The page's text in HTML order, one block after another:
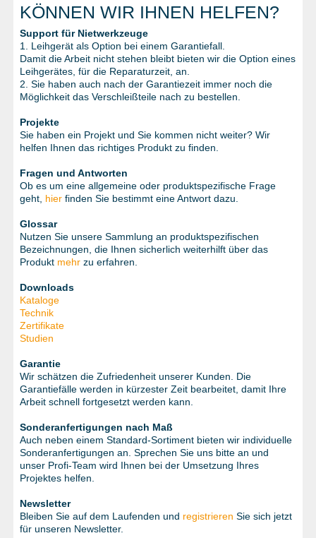
METALLWAREN
KLEBEN UND DICHTEN
ARBEITSSCHUTZ
ANGEBOTE
KATALOGE
KÖNNEN WIR IHNEN HELFEN?
Support für Nietwerkzeuge
1. Leihgerät als Option bei einem Garantiefall.
Damit die Arbeit nicht stehen bleibt bieten wir die Option eines
Leihgerätes, für die Reparaturzeit, an.
2. Sie haben auch nach der Garantiezeit immer noch die
Möglichkeit das Verschleißteile nach zu bestellen.
Projekte
Sie haben ein Projekt und Sie kommen nicht weiter? Wir
helfen Ihnen das richtiges Produkt zu finden.
Fragen und Antworten
Ob es um eine allgemeine oder produktspezifische Frage
geht, hierfinden Sie bestimmt eine Antwort dazu.
Glossar
Nutzen Sie unsere Sammlung an produktspezifischen
Bezeichnungen, die Ihnen sicherlich weiterhilft über das
Produkt mehrzu erfahren.
Downloads
Kataloge
Technik
Zertifikate
Studien
Garantie
Wir schätzen die Zufriedenheit unserer Kunden. Die
Garantiefälle werden in kürzester Zeit bearbeitet, damit Ihre
Arbeit schnell fortgesetzt werden kann.
Sonderanfertigungen nach Maß
Auch neben einem Standard-Sortiment bieten wir individuelle
Sonderanfertigungen an. Sprechen Sie uns bitte an und
unser Profi-Team wird Ihnen bei der Umsetzung Ihres
Projektes helfen.
Newsletter
Bleiben Sie auf dem Laufenden und registrieren Sie sich jetzt
für unseren Newsletter.